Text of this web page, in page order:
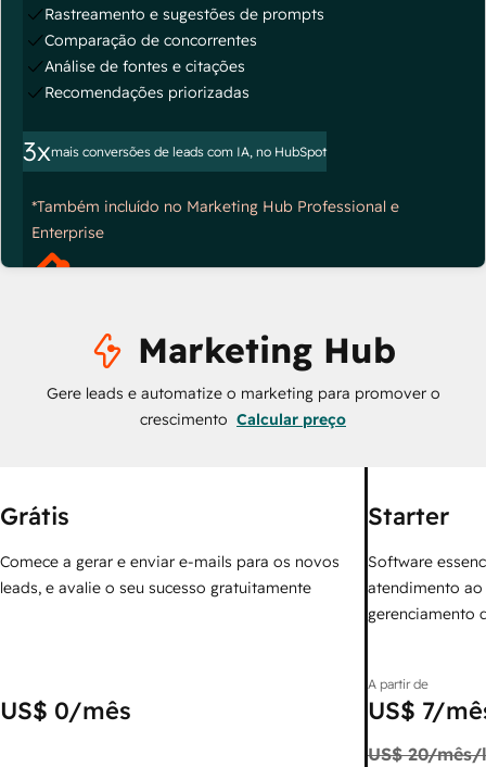
Rastreamento e sugestões de prompts
Comparação de concorrentes
Análise de fontes e citações
Recomendações priorizadas
3xmais conversões de leads com IA, no HubSpot
*Também incluído no Marketing Hub Professional e
Enterprise
Marketing Hub
Gere leads e automatize o marketing para promover o
crescimento Calcular preço
Grátis
Comece a gerar e enviar e-mails para os novos
leads, e avalie o seu sucesso gratuitamente
US$ 0/mês
Starter
Software
atendimento
gerenciamento
A partir de
US$ 7/
US$ 20/mês/